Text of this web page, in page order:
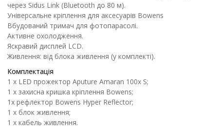
через Sidus Link (Bluetooth до 80 м).
Універсальне кріплення для аксесуарів Bowens
Вбудований тримач для фотопарасолі.
Активне охолодження.
Яскравий дисплей LCD.
Живлення: від блока живлення (у комплекті).
Комплектація
1 х LED прожектор Aputure Amaran 100x S;
1 х захисна кришка кріплення Bowens;
1х рефлектор Bowens Hyper Reflector;
1 х блок живлення;
1 х кабель живлення.